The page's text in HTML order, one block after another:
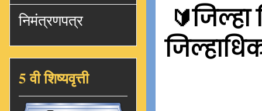
🔰
निमंत्रणपत्र
5 वी शिष्यवृत्ती